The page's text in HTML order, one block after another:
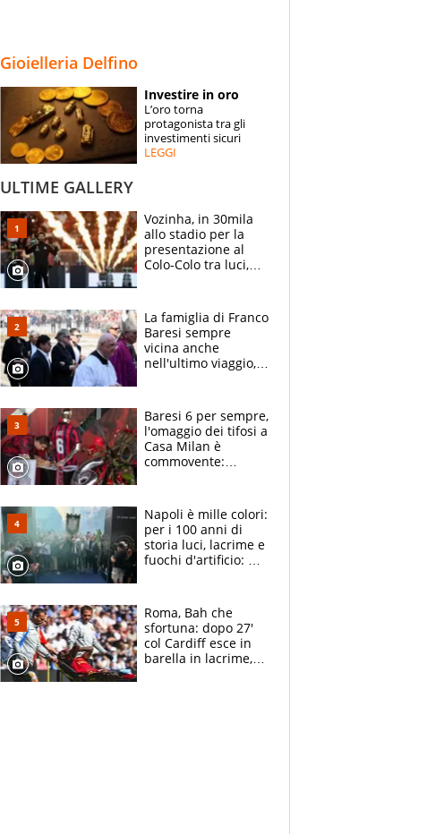
ESPERTI
CONTATTI
Gioielleria Delfino
Investire in oro
L’oro torna
protagonista tra gli
investimenti sicuri
LEGGI
ULTIME GALLERY
Vozinha, in 30mila
allo stadio per la
presentazione al
Colo-Colo tra luci,
La famiglia di Franco
Baresi sempre
vicina anche
nell'ultimo viaggio,
circondati
dall'affetto dei tifosi
Baresi 6 per sempre,
l'omaggio dei tifosi a
Casa Milan è
commovente:
bigliettini
Napoli è mille colori:
per i 100 anni di
storia luci, lacrime e
fuochi d'artificio: De
Roma, Bah che
sfortuna: dopo 27'
col Cardiff esce in
barella in lacrime,